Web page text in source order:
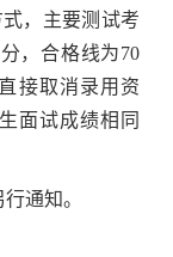
，主要测试考
，合格线为70
接取消录用资
面试成绩相同
通知。